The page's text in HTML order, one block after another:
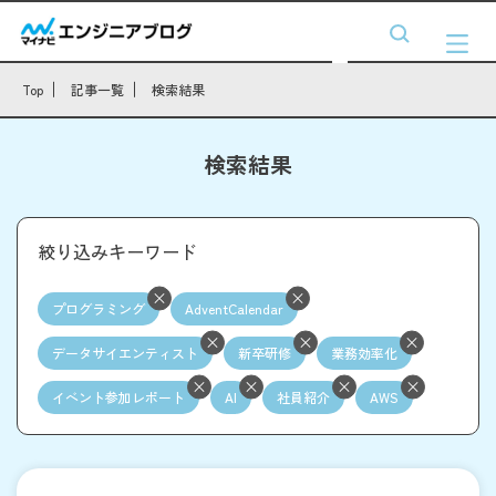
Top 記事一覧 検索結果
検索結果
絞り込みキーワード
プログラミング AdventCalendar
データサイエンティスト 新卒研修 業務効率化
イベント参加レポート AI 社員紹介 AWS